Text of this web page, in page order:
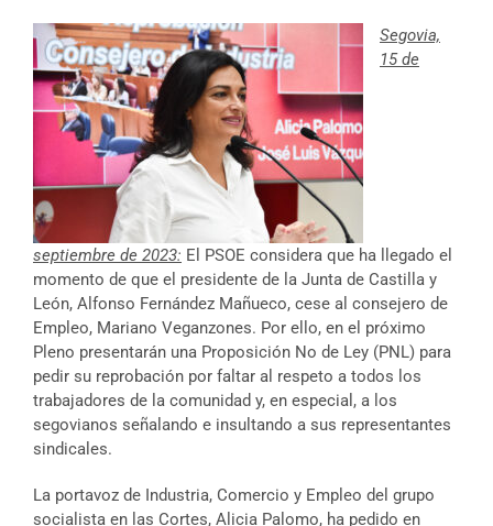
Segovia,
15 de
septiembre de 2023: El PSOE considera que ha llegado el
momento de que el presidente de la Junta de Castilla y
León, Alfonso Fernández Mañueco, cese al consejero de
Empleo, Mariano Veganzones. Por ello, en el próximo
Pleno presentarán una Proposición No de Ley (PNL) para
pedir su reprobación por faltar al respeto a todos los
trabajadores de la comunidad y, en especial, a los
segovianos señalando e insultando a sus representantes
sindicales.
La portavoz de Industria, Comercio y Empleo del grupo
socialista en las Cortes, Alicia Palomo, ha pedido en